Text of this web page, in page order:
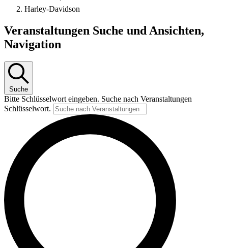
Harley-Davidson
Veranstaltungen
Veranstaltungen Suche und Ansichten,
Navigation
Suche
Bitte Schlüsselwort eingeben. Suche nach Veranstaltungen
Schlüsselwort.